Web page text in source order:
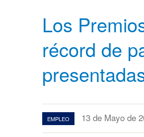
Los
récord de
EMPLEO 13 de Mayo de